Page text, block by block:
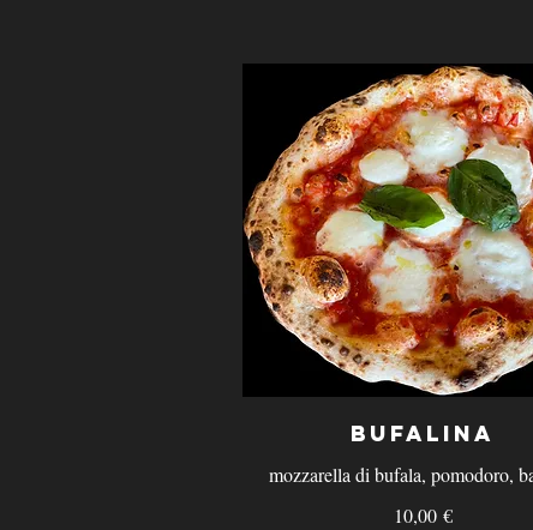
Bufalina
mozzarella di bufala, pomodoro,
10,00 €